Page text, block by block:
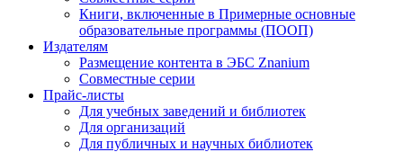
Книги, включенные в Примерные основные
образовательные программы (ПООП)
Издателям
Размещение контента в ЭБС Znanium
Совместные серии
Прайс-листы
Для учебных заведений и библиотек
Для организаций
Для публичных и научных библиотек